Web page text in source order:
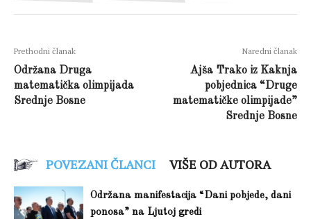
Prethodni članak
Održana Druga
matematička olimpijada
Srednje Bosne
Naredni članak
Ajša Trako iz Kaknja
pobjednica “Druge
matematičke olimpijade”
Srednje Bosne
POVEZANI ČLANCI VIŠE OD AUTORA
Održana manifestacija “Dani pobjede, dani
ponosa” na Ljutoj gredi